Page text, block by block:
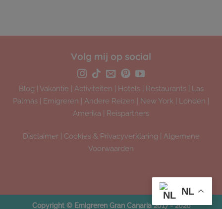
Volg mij op social
Blog Vakantie Activiteiten Hotels| Restaurants| Las
Palmas
Emigreren Andere Reizen New York Londen
Amerika
Reispartners
Disclaimer| Cookies & Privacyverklaring
Algemene
Voorwaarden
Copyright © Emigreren Gran Canaria 2017 - 2026
NL